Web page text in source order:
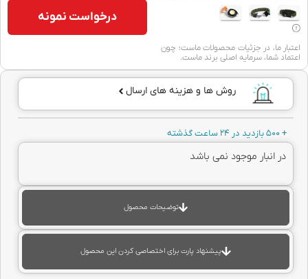
اعتبار ما، در جزئیات محصولات ماست؛ چون
اعتماد شما، سرمایه اصلی برند ماست.
درخواست نمونه
روش ها و هزینه های ارسال
+ 500 بازدید در 24 ساعت گذشته
در انبار موجود نمی باشد
توضیحات محصول
پیشنهاد پارت برای اختصاصی کردن این محصول